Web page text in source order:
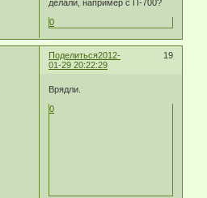
делали, например с П-700?
0
Поделиться 19
2012-
01-29 20:22:29
Врядли.
0